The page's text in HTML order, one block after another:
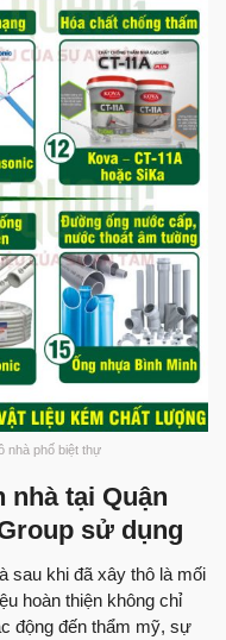
nhà phố biệt thự
nhà tại Quận
sử dụng
sau khi đã xây thô là mối
hoàn thiện không chỉ
động đến thẩm mỹ, sự